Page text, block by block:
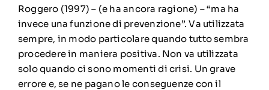
Roggero (1997) – (e ha ancora ragione) – “ma ha
invece una funzione di prevenzione”. Va utilizzata
sempre, in modo particolare quando tutto sembra
procedere in maniera positiva. Non va utilizzata
solo quando ci sono momenti di crisi. Un grave
errore e, se ne pagano le conseguenze con il